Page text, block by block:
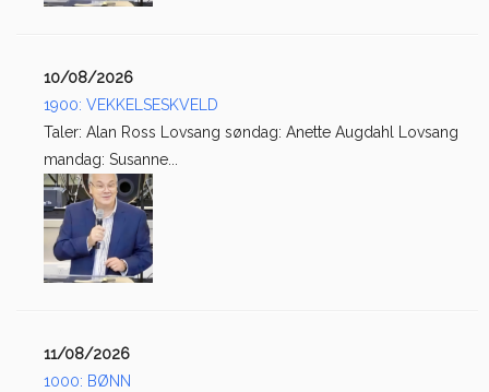
10/08/2026
1900: VEKKELSESKVELD
Taler: Alan Ross Lovsang søndag: Anette Augdahl Lovsang
mandag: Susanne...
11/08/2026
1000: BØNN